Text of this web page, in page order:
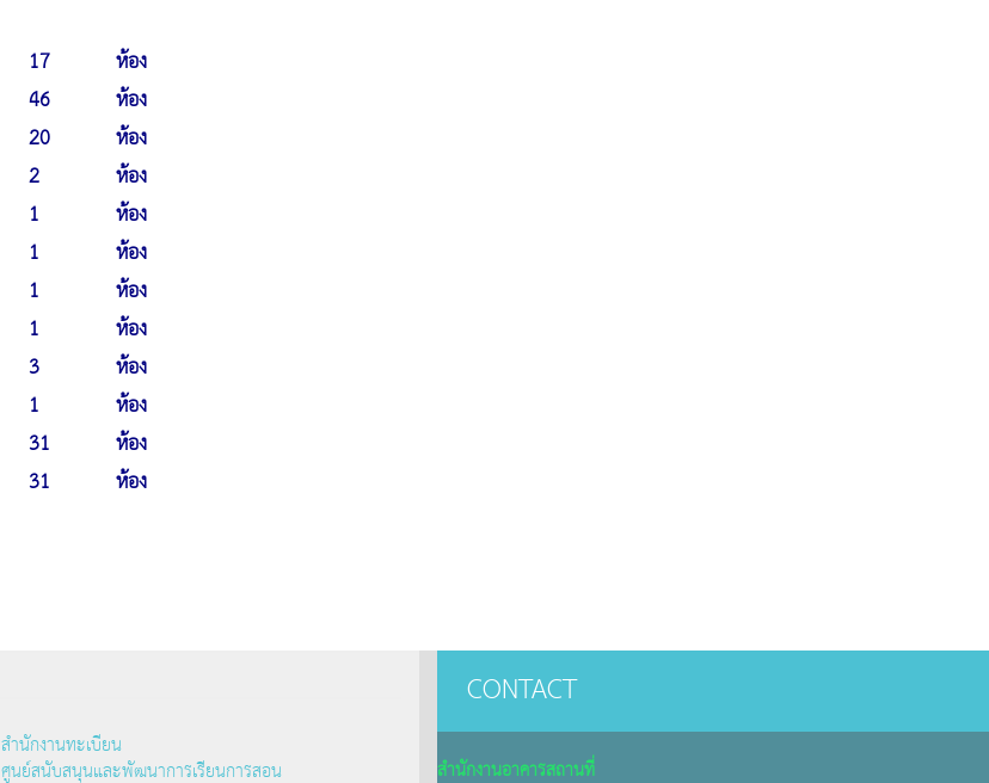
17
46
20
2
1
1
1
1
3
1
31
31
ห้อง
ห้อง
ห้อง
ห้อง
ห้อง
ห้อง
ห้อง
ห้อง
ห้อง
ห้อง
ห้อง
ห้อง
สำนักงานทะเบียน
ศูนย์สนับสนุนและพัฒนาการเรียนการสอน
CONTACT
สำนักงานอาคารสถานที่